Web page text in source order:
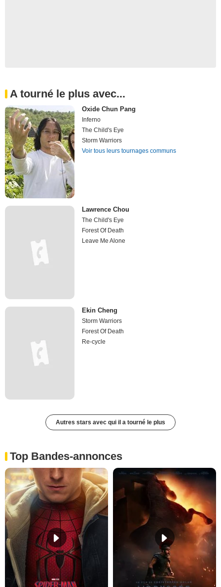
A tourné le plus avec...
Oxide Chun Pang
Inferno
The Child's Eye
Storm Warriors
Voir tous leurs tournages communs
Lawrence Chou
The Child's Eye
Forest Of Death
Leave Me Alone
Ekin Cheng
Storm Warriors
Forest Of Death
Re-cycle
Autres stars avec qui il a tourné le plus
Top Bandes-annonces